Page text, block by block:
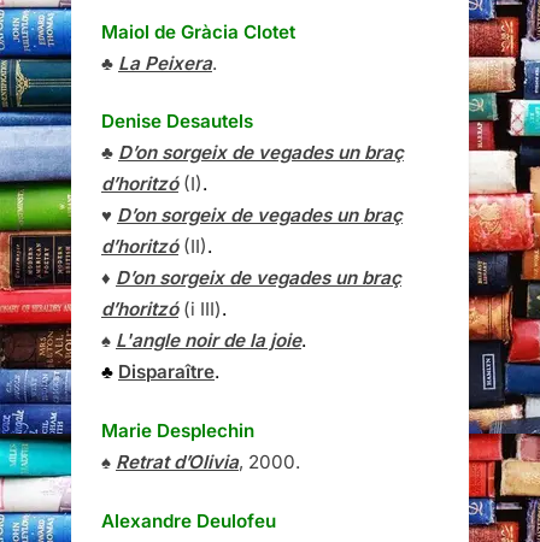
Maiol de Gràcia Clotet
♣ La Peixera.
Denise Desautels
♣ D’on sorgeix de vegades un braç
d’horitzó(I).
♥ D’on sorgeix de vegades un braç
d’horitzó(II).
♦ D’on sorgeix de vegades un braç
d’horitzó(i III).
♠ L'angle noir de la joie.
♣ Disparaître.
Marie Desplechin
♠ Retrat d’Olivia, 2000.
Alexandre Deulofeu